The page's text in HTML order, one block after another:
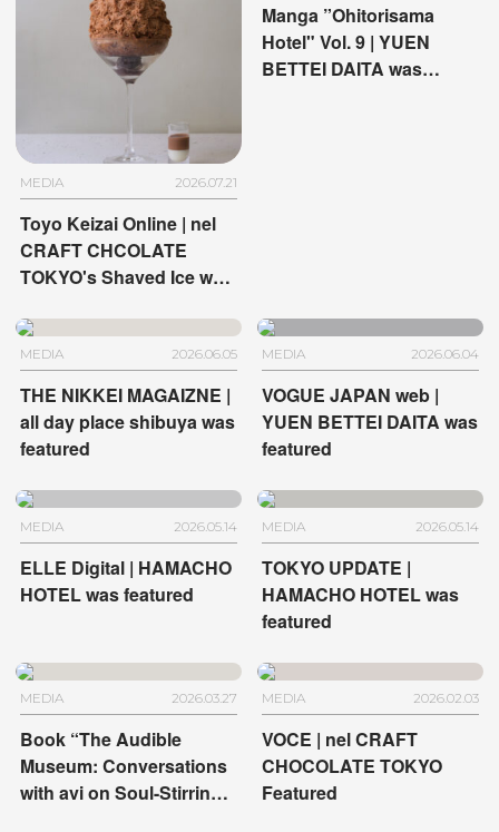
MEDIA 2026.07.21
Toyo Keizai Online | nel
CRAFT CHCOLATE
TOKYO's Shaved Ice was
Manga ”Ohitorisama
Hotel" Vol. 9 | YUEN
BETTEI DAITA was
MEDIA 2026.06.05
THE NIKKEI MAGAIZNE |
all day place shibuya was
featured
MEDIA 2026.06.04
VOGUE JAPAN web |
YUEN BETTEI DAITA was
featured
MEDIA 2026.05.14
ELLE Digital | HAMACHO
HOTEL was featured
MEDIA 2026.05.14
TOKYO UPDATE |
HAMACHO HOTEL was
featured
MEDIA 2026.03.27
Book “The Audible
Museum: Conversations
with avi on Soul-Stirring
MEDIA 2026.02.03
VOCE | nel CRAFT
CHOCOLATE TOKYO
Featured